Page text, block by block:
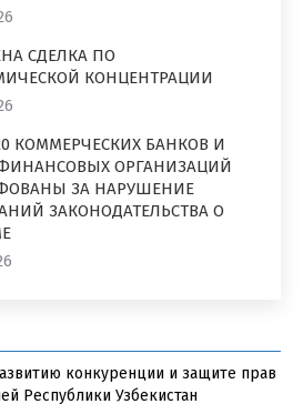
СДЕЛКА ПО
КОНЦЕНТРАЦИИ
КОММЕРЧЕСКИХ БАНКОВ И
ОРГАНИЗАЦИЙ
ЗА НАРУШЕНИЕ
ЗАКОНОДАТЕЛЬСТВА О
конкуренции и защите прав
Республики Узбекистан